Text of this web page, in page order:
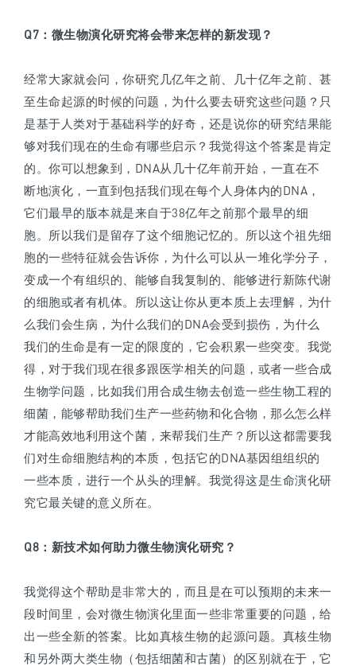
Q7 ： 微生物演化研究将会带来怎样的新发现？
经常大家就会问，你研究几亿年之前、几十亿年之前、甚
至生命起源的时候的问题，为什么要去研究这些问题？只
是基于人类对于基础科学的好奇，还是说你的研究结果能
够对我们现在的生命有哪些启示？我觉得这个答案是肯定
的。你可以想象到，DNA从几十亿年前开始，一直在不
断地演化，一直到包括我们现在每个人身体内的DNA，
它们最早的版本就是来自于38亿年之前那个最早的细
胞。所以我们是留存了这个细胞记忆的。所以这个祖先细
胞的一些特征就会告诉你，为什么可以从一堆化学分子，
变成一个有组织的、能够自我复制的、能够进行新陈代谢
的细胞或者有机体。所以这让你从更本质上去理解，为什
么我们会生病，为什么我们的DNA会受到损伤，为什么
我们的生命是有一定的限度的，它会积累一些突变。我觉
得，对于我们现在很多跟医学相关的问题，或者一些合成
生物学问题，比如我们用合成生物去创造一些生物工程的
细菌，能够帮助我们生产一些药物和化合物，那么怎么样
才能高效地利用这个菌，来帮我们生产？所以这都需要我
们对生命细胞结构的本质，包括它的DNA基因组组织的
一些本质，进行一个从头的理解。我觉得这是生命演化研
究它最关键的意义所在。
Q8 ： 新技术如何助力微生物演化研究？
我觉得这个帮助是非常大的，而且是在可以预期的未来一
段时间里，会对微生物演化里面一些非常重要的问题，给
出一些全新的答案。比如真核生物的起源问题。真核生物
和另外两大类生物 （包括细菌和古菌） 的区别就在于，它